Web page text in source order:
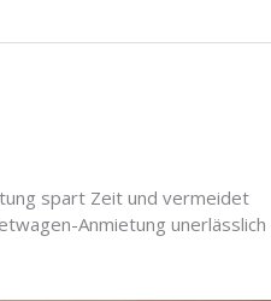
spart Zeit und vermeidet
Anmietung unerlässlich